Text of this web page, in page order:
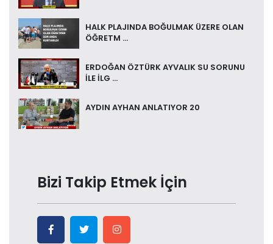
HALK PLAJINDA BOĞULMAK ÜZERE OLAN
ÖĞRETM ...
ERDOĞAN ÖZTÜRK AYVALIK SU SORUNU
İLE İLG ...
AYDIN AYHAN ANLATIYOR 20
Bizi Takip Etmek İçin